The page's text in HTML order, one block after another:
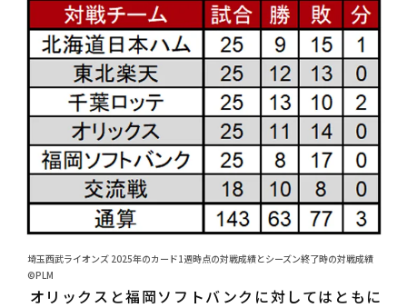
埼玉西武ライオンズ 2025年のカード1週時点の対戦成績とシーズン終了時の対戦成績
©PLM
オリックスと福岡ソフトバンクに対してはともに